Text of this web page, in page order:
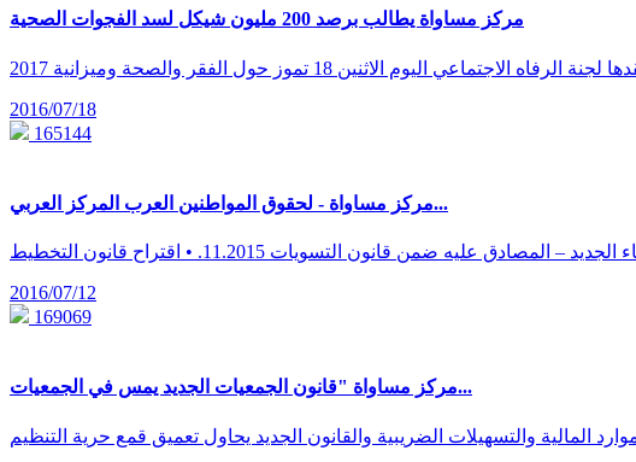
مركز مساواة يطالب برصد 200 مليون شيكل لسد الفجوات الصحية
2016/07/18
165144
مركز مساواة - لحقوق المواطنين العرب المركز العربي...
2016/07/12
169069
مركز مساواة "قانون الجمعيات الجديد يمس في الجمعيات...